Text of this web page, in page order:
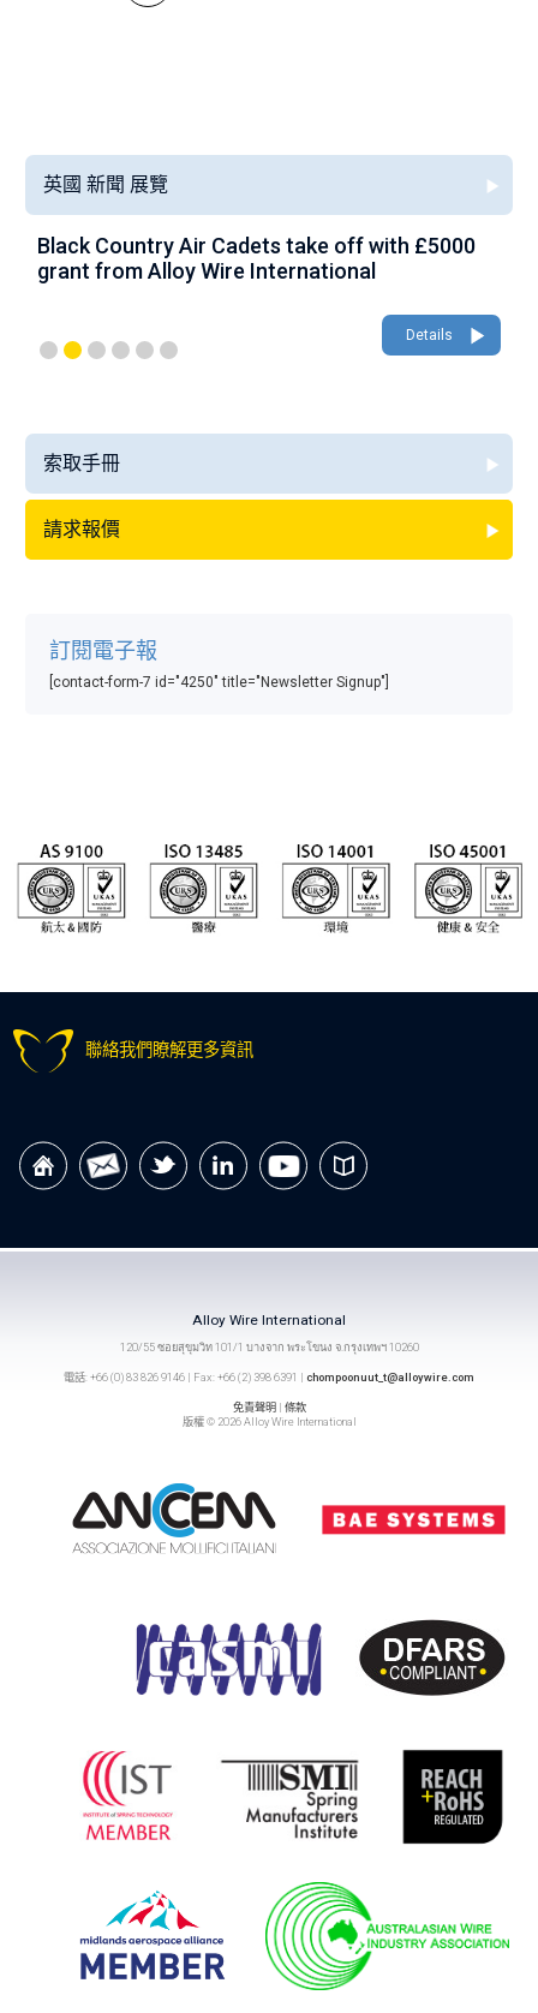
英國 新聞 展覽
Black Country Air Cadets take off with £5000
grant from Alloy Wire International
Details
索取手冊
請求報價
訂閱電子報
[contact-form-7 id="4250" title="Newsletter Signup"]
聯絡我們瞭解更多資訊
Alloy Wire International
120/55 ซอยสุขุมวิท 101/1 บางจาก พระโขนง จ.กรุงเทพฯ 10260
電話: +66 (0) 83 826 9146 | Fax: +66 (2) 398 6391 | chompoonuut_t@alloywire.com
免責聲明 | 條款
版權 © 2026 Alloy Wire International